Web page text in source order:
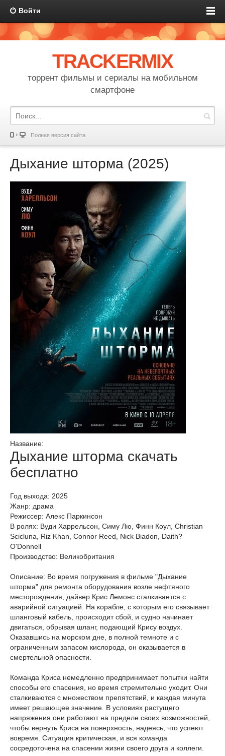
Войти
TRACKERMIX
торрент фильмы и сериалы на мобильном
смартфоне
Полная версия сайта
Дыхание шторма (2025)
Название:
Дыхание шторма скачать
бесплатно
Год выхода: 2025
Жанр: драма
Режиссер: Алекс Паркинсон
В ролях: Вуди Харрельсон, Симу Лю, Финн Коул, Christian
Scicluna, Riz Khan, Connor Reed, Nick Biadon, Daith?
O'Donnell
Производство: Великобритания
Описание: Во время погружения в фильме "Дыхание
шторма" для ремонта оборудования возле нефтяного
месторождения, дайвер Крис Лемонс сталкивается с
аварийной ситуацией. На корабле, с которым его связывает
шланговый кабель, происходит сбой, и судно начинает
двигаться, обрывая шланг, подающий Крису воздух.
Оказавшись на морском дне, в полной темноте и с
ограниченным запасом кислорода, он оказывается в
смертельной опасности.
Команда Криса немедленно предпринимает попытки найти
способы его спасения, но время стремительно уходит. Они
сталкиваются с множеством препятствий, и каждая минута
имеет решающее значение. В условиях растущего
напряжения они работают на пределе своих возможностей,
чтобы вернуть Криса на поверхность, надеясь, что успеют
вовремя. Ситуация критическая, и вся команда
сосредоточена на спасении жизни своего друга и коллеги.